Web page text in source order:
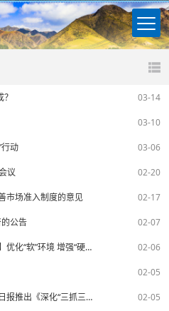
03-14
03-10
动 03-06
议 02-20
市场准入制度的意见 02-17
公告 02-07
【着力优化营商环境 助推高质量发展】优化“软”环境 增强“硬”实力——甘肃高标准推进营商环境全面提升 02-06
02-05
激发奋进力量 谱写时代华章——甘肃日报推出《深化“三抓三促”行动》特别报道 02-05